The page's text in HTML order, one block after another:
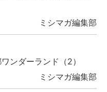
ミシマガ編集部
ンダーランド（2）
ミシマガ編集部